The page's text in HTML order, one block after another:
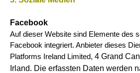
Facebook
Auf dieser Website sind Elemente des
Facebook integriert. Anbieter dieses
Platforms Ireland Limited, 4 Grand
Irland. Die erfassten Daten werden